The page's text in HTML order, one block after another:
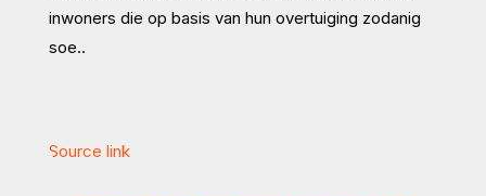
inwoners die op basis van hun overtuiging zodanig
soe..
Source link